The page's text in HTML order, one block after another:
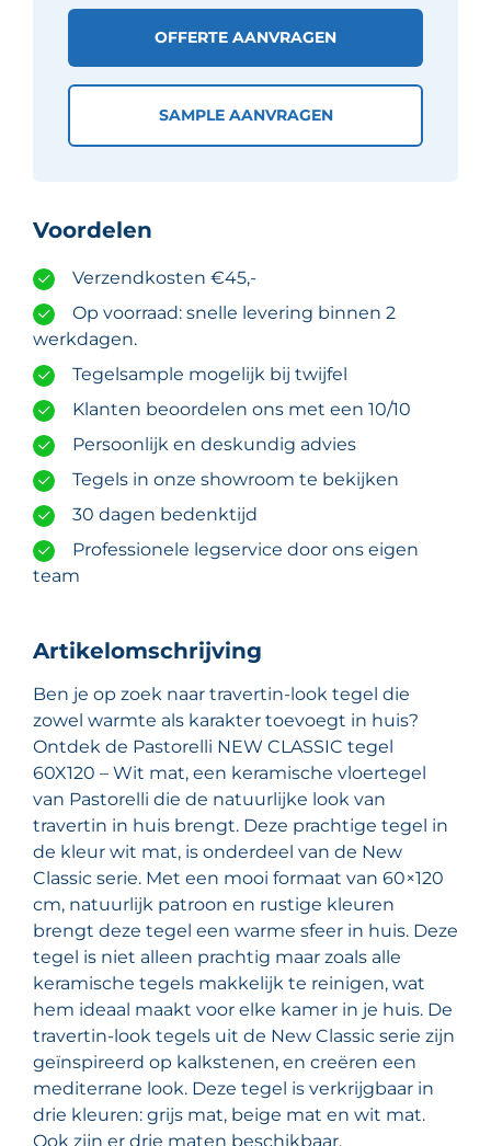
OFFERTE AANVRAGEN
SAMPLE AANVRAGEN
Artikelomschrijving
Ben je op zoek naar travertin-look tegel die
zowel warmte als karakter toevoegt in huis?
Ontdek de Pastorelli NEW CLASSIC tegel
60X120 – Wit mat, een keramische vloertegel
van Pastorelli die de natuurlijke look van
travertin in huis brengt. Deze prachtige tegel in
de kleur wit mat, is onderdeel van de New
Classic serie. Met een mooi formaat van 60×120
cm, natuurlijk patroon en rustige kleuren
brengt deze tegel een warme sfeer in huis. Deze
tegel is niet alleen prachtig maar zoals alle
keramische tegels makkelijk te reinigen, wat
hem ideaal maakt voor elke kamer in je huis. De
travertin-look tegels uit de New Classic serie zijn
geïnspireerd op kalkstenen, en creëren een
mediterrane look. Deze tegel is verkrijgbaar in
drie kleuren: grijs mat, beige mat en wit mat.
Ook zijn er drie maten beschikbaar,
Voordelen
Verzendkosten €45,-
Op voorraad: snelle levering binnen 2
werkdagen.
Tegelsample mogelijk bij twijfel
Klanten beoordelen ons met een 10/10
Persoonlijk en deskundig advies
Tegels in onze showroom te bekijken
30 dagen bedenktijd
Professionele legservice door ons eigen
team